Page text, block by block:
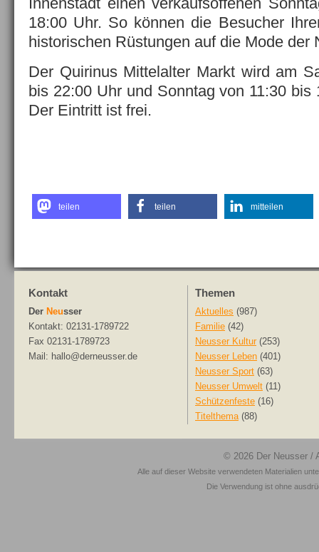
18:00 Uhr. So können die Besucher
historischen Rüstungen auf die Mode der
Der Quirinus Mittelalter Markt wird am
bis 22:00 Uhr und Sonntag von 11:30 bis
Der Eintritt ist frei.
teilen teilen mitteilen
Kontakt
Der Neusser
Kontakt: 02131-1789722
Fax 02131-1789723
Mail: hallo@derneusser.de
Themen
Aktuelles (987)
Familie (42)
Neusser Kultur (253)
Neusser Leben (401)
Neusser Sport (63)
Neusser Umwelt (11)
Schützenfeste (16)
Titelthema(88)
© 2026 Der Neusser /
Alle auf dieser Website verwendeten Materialien
Die Verwendung ist ohne